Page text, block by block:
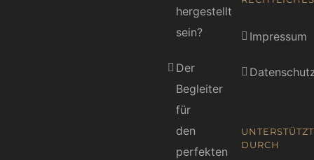
hergestellt
sein?
Der
Begleiter
für
den
perfekten
Impressum
UNTERSTÜTZT
DURCH